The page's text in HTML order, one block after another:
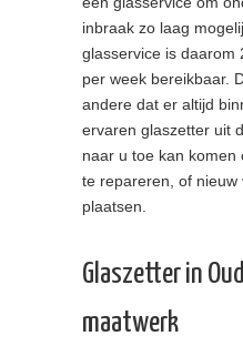
inbraak zo laag
glasservice is daarom
per week bereikbaar.
andere dat er altijd
ervaren glaszetter uit
naar u toe kan komen
te repareren, of nieuw
plaatsen.
Glaszetter in
maatwerk